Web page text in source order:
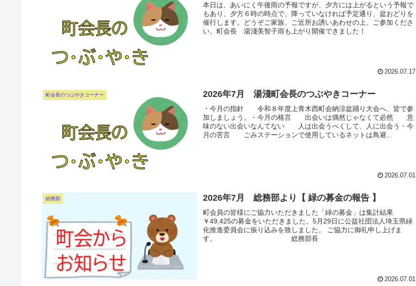
本日は、あいにく午後雨の予報ですが、夕方には上がるという予報で
もあり、夕方６時の時点で、降っていなければ予定通り、盆おどりを
催行します。どうぞご家族、ご近所お誘いあわせの上、ご参加くださ
い。町会長 湯淺美智子雨も上がり開催できました！
2026.07.17
町会長のつぶやきコーナー 2026年7月 湯淺町会長のつぶやきコーナー
・今月の指針 令和８年度上青木西町会納涼盆踊り大会へ、皆で参
加しましょう。・今月の格言 出会いは偶然じゃなくて必然 意
味のない出会いなんてない 人は出会うべくして、人に出会う・今
月の苦言 ごみステーションで使用しているネットは鳥避...
2026.07.01
総務部 2026年7月 総務部より【 緑の募金の報告 】
町会員の皆様にご協力いただきました「緑の募金」は集計結果
￥49,425の募金をいただきました。5月29日に公益社団法人埼玉県緑
化推進委員会に振り込みを致しました。 ご協力に御礼申し上げま
す。 総務部長
2026.07.01